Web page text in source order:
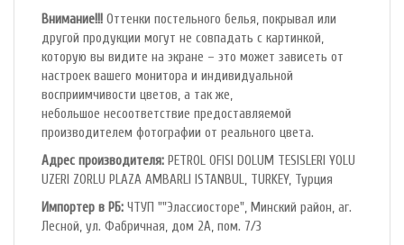
Внимание!!! Оттенки постельного белья, покрывал или
другой продукции могут не совпадать с картинкой,
которую вы видите на экране – это может зависеть от
настроек вашего монитора и индивидуальной
восприимчивости цветов, а так же,
небольшое несоответствие предоставляемой
производителем фотографии от реального цвета.
Адрес производителя: PETROL OFlSl DOLUM TESISLERI YOLU
UZERI ZORLU PLAZA AMBARLI ISTANBUL, TURKEY, Турция
Импортер в РБ: ЧТУП ""Элассиосторе", Минский район, аг.
Лесной, ул. Фабричная, дом 2А, пом. 7/3